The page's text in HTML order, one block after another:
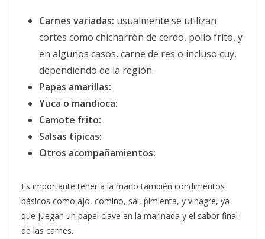
Carnes variadas: usualmente se utilizan
cortes como chicharrón de cerdo, pollo frito, y
en algunos casos, carne de res o incluso cuy,
dependiendo de la región.
Papas amarillas:
Yuca o mandioca:
Camote frito:
Salsas típicas:
Otros acompañamientos:
Es importante tener a la mano también condimentos
básicos como ajo, comino, sal, pimienta, y vinagre, ya
que juegan un papel clave en la marinada y el sabor final
de las carnes.